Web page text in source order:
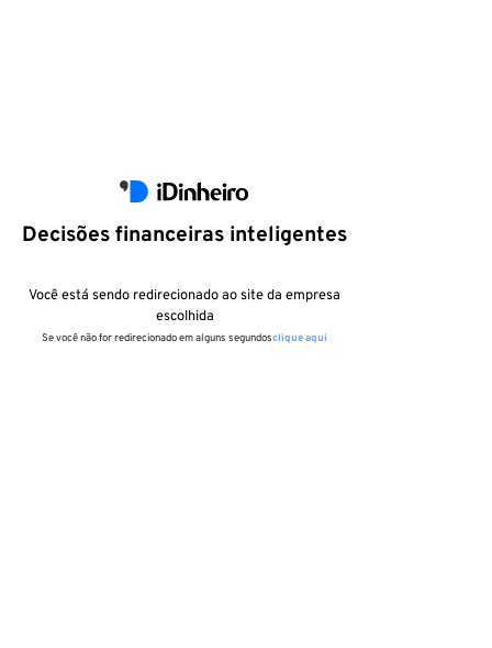
Decisões financeiras inteligentes
Você está sendo redirecionado ao site da empresa
escolhida
Se você não for redirecionado em alguns segundosclique aqui